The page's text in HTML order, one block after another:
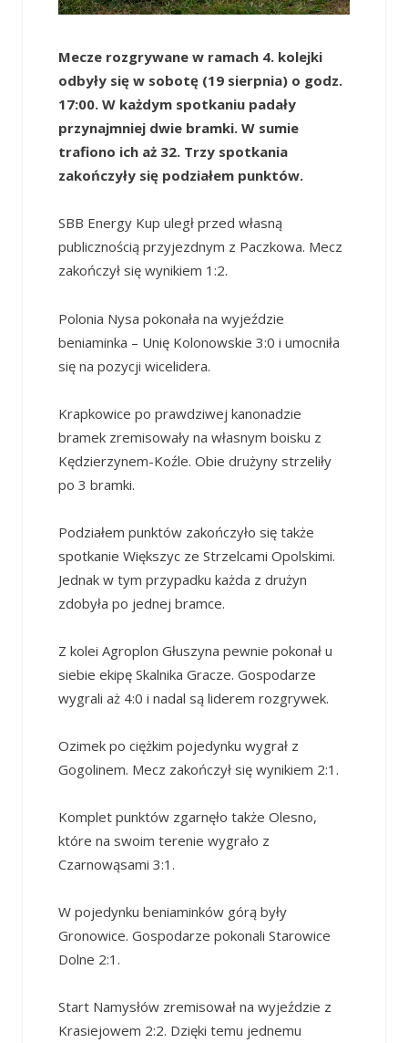
Mecze rozgrywane w ramach 4. kolejki
odbyły się w sobotę (19 sierpnia) o godz.
17:00. W każdym spotkaniu padały
przynajmniej dwie bramki. W sumie
trafiono ich aż 32. Trzy spotkania
zakończyły się podziałem punktów.
SBB Energy Kup uległ przed własną
publicznością przyjezdnym z Paczkowa. Mecz
zakończył się wynikiem 1:2.
Polonia Nysa pokonała na wyjeździe
beniaminka – Unię Kolonowskie 3:0 i umocniła
się na pozycji wicelidera.
Krapkowice po prawdziwej kanonadzie
bramek zremisowały na własnym boisku z
Kędzierzynem-Koźle. Obie drużyny strzeliły
po 3 bramki.
Podziałem punktów zakończyło się także
spotkanie Większyc ze Strzelcami Opolskimi.
Jednak w tym przypadku każda z drużyn
zdobyła po jednej bramce.
Z kolei Agroplon Głuszyna pewnie pokonał u
siebie ekipę Skalnika Gracze. Gospodarze
wygrali aż 4:0 i nadal są liderem rozgrywek.
Ozimek po ciężkim pojedynku wygrał z
Gogolinem. Mecz zakończył się wynikiem 2:1.
Komplet punktów zgarnęło także Olesno,
które na swoim terenie wygrało z
Czarnowąsami 3:1.
W pojedynku beniaminków górą były
Gronowice. Gospodarze pokonali Starowice
Dolne 2:1.
Start Namysłów zremisował na wyjeździe z
Krasiejowem 2:2. Dzięki temu jednemu